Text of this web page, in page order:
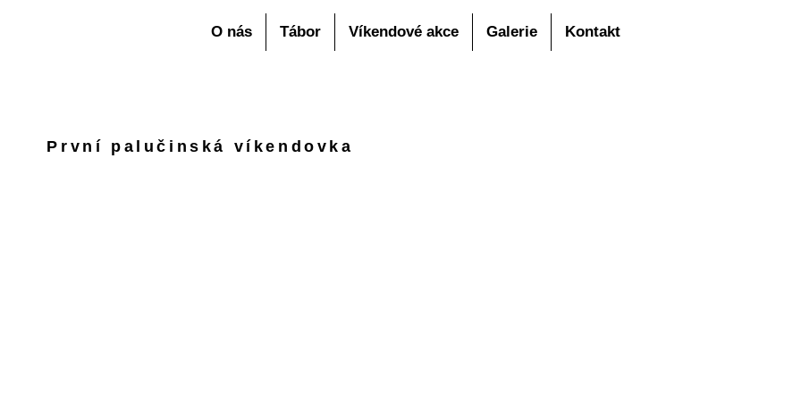
O nás Tábor Víkendové akce Galerie Kontakt
První palučinská víkendovka